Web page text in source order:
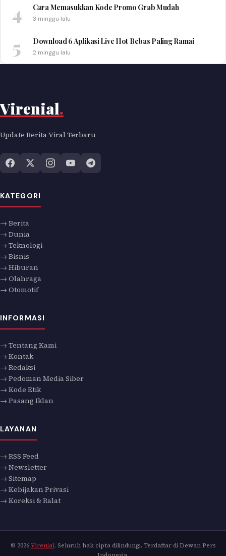
4 Cara Memasukkan Kode Promo Grab Mudah
3 minggu lalu
5 Download 6 Aplikasi Live Hot Bebas Paling Ramai
2 minggu lalu
Virenial.
Update Berita Viral Terbaru
KATEGORI
→ Berita
→ Dunia
→ Teknologi
→ Bisnis
→ Hiburan
→ Olahraga
→ Otomotif
INFORMASI
→ Tentang Kami
→ Kontak
→ Redaksi
→ Pedoman Media Siber
→ Kode Etik
→ Pasang Iklan
LAYANAN
→ RSS Feed
→ Newsletter
→ Sitemap
→ Kebijakan Privasi
→ Koreksi & Ralat
© 2026Virenial. Seluruh hak cipta dilindungi. Terdaftar di Dewan Pers